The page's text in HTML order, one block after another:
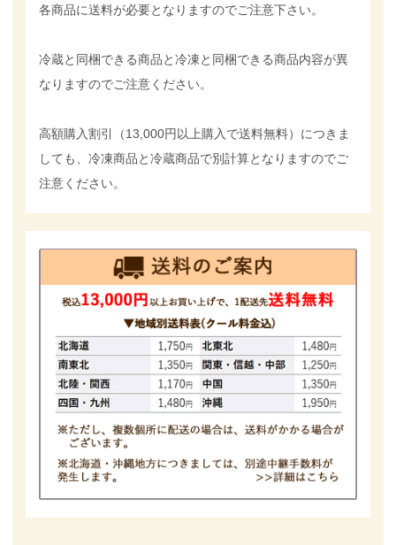
各商品に送料が必要となりますのでご注意下さい。
冷蔵と同梱できる商品と冷凍と同梱できる商品内容が異
なりますのでご注意ください。
高額購入割引（13,000円以上購入で送料無料）につきま
しても、冷凍商品と冷蔵商品で別計算となりますのでご
注意ください。